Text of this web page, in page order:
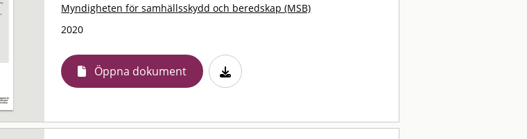
Myndigheten för samhällsskydd och beredskap (MSB)
2020
Öppna dokument